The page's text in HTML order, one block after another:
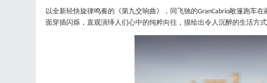
以全新轻快旋律鸣奏的《第九交响曲》，同飞驰的GranCabrio敞篷跑车在
面穿插闪烁，直观演绎人们心中的纯粹向往，描绘出令人沉醉的生活方式